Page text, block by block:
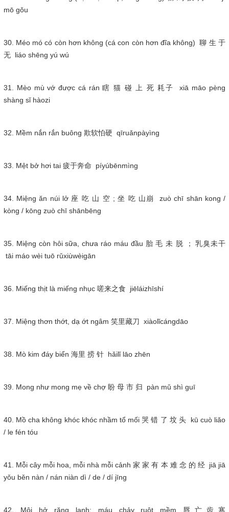
mō gǒu
30. Méo mó có còn hơn không (cá con còn hơn đĩa không) 聊 生 于
无 liáo shēng yú wú
31. Mèo mù vớ được cá rán 瞎 猫 碰 上 死 耗子 xiā māo pèng
shàng sǐ hàozi
32. Mềm nắn rắn buông 欺软怕硬 qīruǎnpàyìng
33. Mệt bở hơi tai 疲于奔命 píyúbēnmìng
34. Miệng ăn núi lở 座 吃 山 空 ; 坐 吃 山崩 zuò chī shān kong /
kòng / kōng zuò chī shānbēng
35. Miệng còn hôi sữa, chưa ráo máu đầu 胎 毛 未 脱 ； 乳臭未干
tāi máo wèi tuō rǔxiùwèigān
36. Miếng thịt là miếng nhục 嗟来之食 jiēláizhīshí
37. Miệng thơn thớt, dạ ớt ngâm 笑里藏刀 xiàolǐcángdāo
38. Mò kim đáy biển 海里 捞 针 hǎilǐ lāo zhēn
39. Mong như mong mẹ về chợ 盼 母 市 归 pàn mǔ shì guī
40. Mồ cha không khóc khóc nhầm tổ mối 哭 错 了 坟 头 kū cuò liǎo
/ le fén tóu
41. Mỗi cây mỗi hoa, mỗi nhà mỗi cảnh 家 家 有 本 难 念 的 经 jiā jiā
yǒu běn nàn / nán niàn dì / de / dí jīng
42. Môi hở răng lạnh; máu chảy ruột mềm 唇亡齿寒